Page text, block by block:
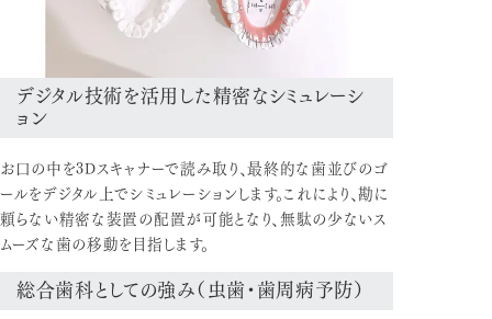
デジタル技術を活用した精密なシミュレーシ
ョン
お口の中を3Dスキャナーで読み取り、最終的な歯並びのゴ
ールをデジタル上でシミュレーションします。これにより、勘に
頼らない精密な装置の配置が可能となり、無駄の少ないス
ムーズな歯の移動を目指します。
総合歯科としての強み（虫歯・歯周病予防）